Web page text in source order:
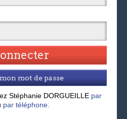
mot de passe
Stéphanie DORGUEILLE par
par téléphone.